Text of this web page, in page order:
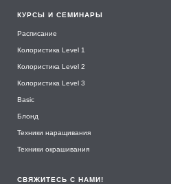
КУРСЫ И СЕМИНАРЫ
Расписание
Колористика Level 1
Колористика Level 2
Колористика Level 3
Basic
Блонд
Техники наращивания
Техники окрашивания
СВЯЖИТЕСЬ С НАМИ!